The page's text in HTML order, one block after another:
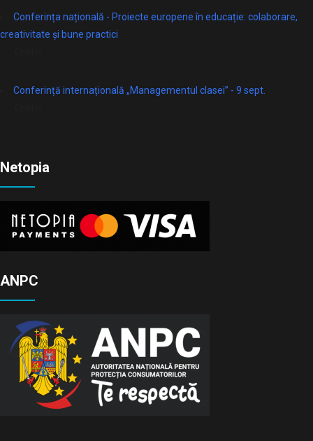
Conferința națională - Proiecte europene în educație: colaborare,
creativitate și bune practici
Conferință internațională „Managementul clasei” - 9 sept.
Netopia
ANPC